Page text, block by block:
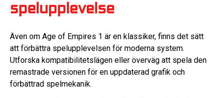
spelupplevelse
Även om Age of Empires 1 är en klassiker, finns det sätt
att förbättra spelupplevelsen för moderna system.
Utforska kompatibilitetslägen eller överväg att spela den
remastrade versionen för en uppdaterad grafik och
förbättrad spelmekanik.